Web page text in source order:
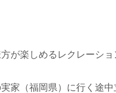
が楽しめるレクレーシ
家（福岡県）に行く途中